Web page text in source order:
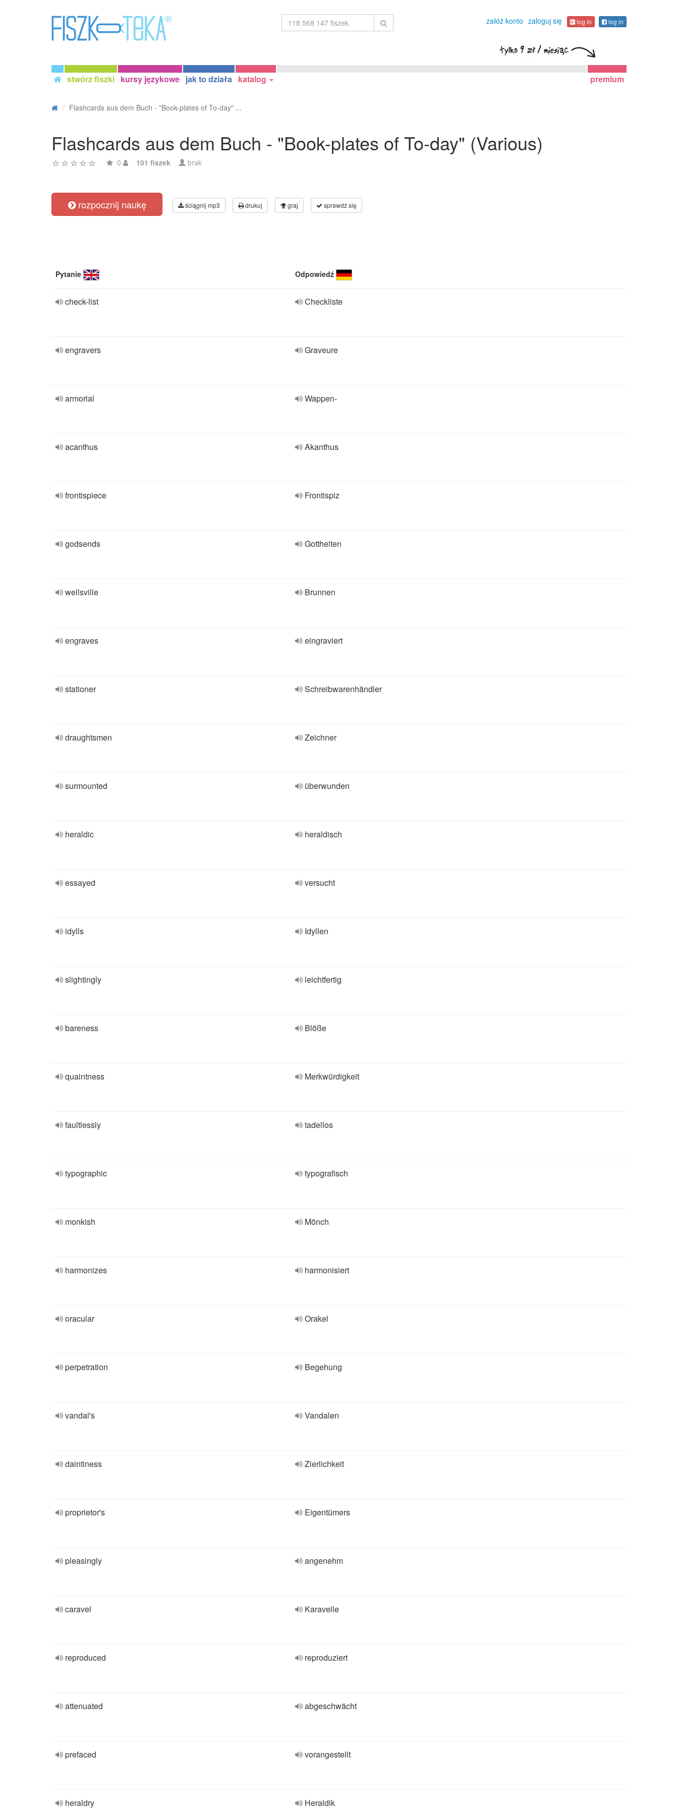
załóż konto zaloguj się log in log in
stwórz fiszki kursy językowe jak to działa katalog premium
Flashcards aus dem Buch - "Book-plates of To-day" ...
Flashcards aus dem Buch - "Book-plates of To-day" (Various)
0 101 fiszek brak
rozpocznij naukę ściągnij mp3 drukuj graj sprawdź się
Pytanie Odpowiedź
check-list Checkliste
engravers Graveure
armorial Wappen-
acanthus Akanthus
frontispiece Frontispiz
godsends Gottheiten
wellsville Brunnen
engraves eingraviert
stationer Schreibwarenhändler
draughtsmen Zeichner
surmounted überwunden
heraldic heraldisch
essayed versucht
idylls Idyllen
slightingly leichtfertig
bareness Blöße
quaintness Merkwürdigkeit
faultlessly tadellos
typographic typografisch
monkish Mönch
harmonizes harmonisiert
oracular Orakel
perpetration Begehung
vandal's Vandalen
daintiness Zierlichkeit
proprietor's Eigentümers
pleasingly angenehm
caravel Karavelle
reproduced reproduziert
attenuated abgeschwächt
prefaced vorangestellt
heraldry Heraldik